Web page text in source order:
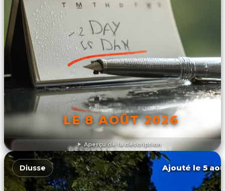
Aperçu de la description
LE 8 AOÛT 2026
DÉCOUVRIR L'ÉVÉNEMENT
Diusse Ajouté le 5